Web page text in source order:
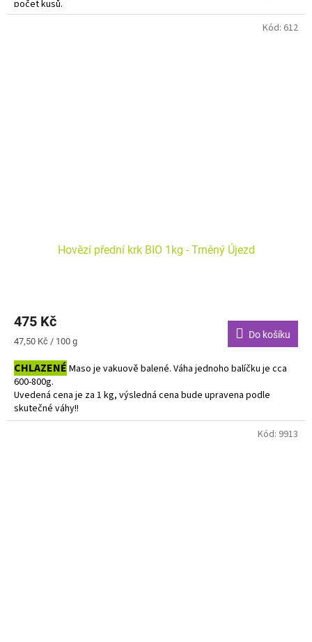
počet kusů.
Hovězí přední krk BIO 1kg - Trněný Újezd
475 Kč
Měrná
47,50 Kč / 100 g
Do košíku
CHLAZENÉ Maso je vakuově balené. Váha jednoho balíčku je cca
600-800g.
Uvedená cena je za 1 kg, výsledná cena bude upravena podle
skutečné váhy!!
Do košíku vkládejte počet balení.
Kód: 612
Kód: 9913